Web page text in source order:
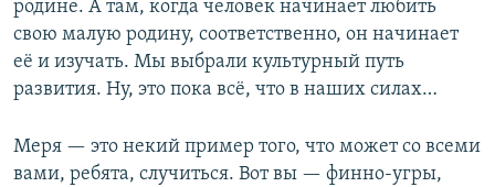
родине. А там, когда человек начинает любить
свою малую родину, соответственно, он начинает
её и изучать. Мы выбрали культурный путь
развития. Ну, это пока всё, что в наших силах…
Меря — это некий пример того, что может со всеми
вами, ребята, случиться. Вот вы — финно-угры,